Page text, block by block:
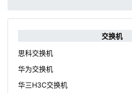
交换机
思科交换机
华为交换机
华三H3C交换机